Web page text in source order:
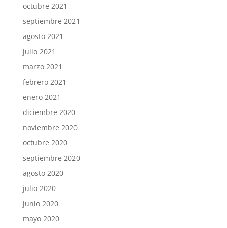
octubre 2021
septiembre 2021
agosto 2021
julio 2021
marzo 2021
febrero 2021
enero 2021
diciembre 2020
noviembre 2020
octubre 2020
septiembre 2020
agosto 2020
julio 2020
junio 2020
mayo 2020